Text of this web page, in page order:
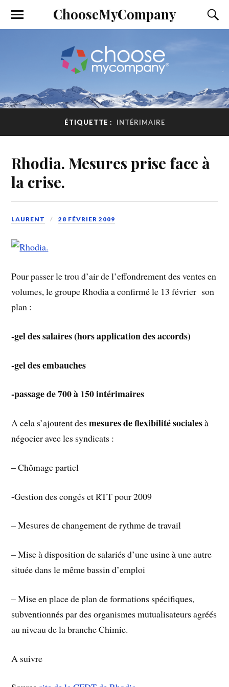
ChooseMyCompany
ÉTIQUETTE : INTÉRIMAIRE
Rhodia. Mesures prise face à
la crise.
LAURENT 28 FÉVRIER 2009
Pour passer le trou d’air de l’effondrement des ventes en
volumes, le groupe Rhodia a confirmé le 13 février son
plan :
-gel des salaires (hors application des accords)
-gel des embauches
-passage de 700 à 150 intérimaires
A cela s’ajoutent desmesures de flexibilité socialesà
négocier avec les syndicats :
– Chômage partiel
-Gestion des congés et RTT pour 2009
– Mesures de changement de rythme de travail
– Mise à disposition de salariés d’une usine à une autre
située dans le même bassin d’emploi
– Mise en place de plan de formations spécifiques,
subventionnés par des organismes mutualisateurs agréés
au niveau de la branche Chimie.
A suivre